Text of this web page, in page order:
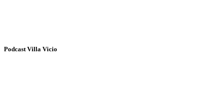
Podcast Villa Vicio